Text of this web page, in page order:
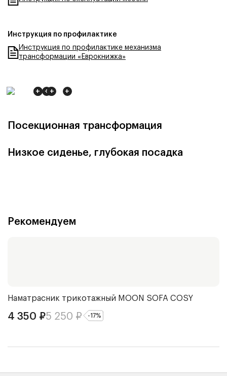
Инструкция по профилактике
Инструкция по профилактике механизма
трансформации «Еврокнижка»
+ +
+
+ +
+
Посекционная трансформация
Низкое сиденье, глубокая посадка
Рекомендуем
Наматрасник трикотажный MOON SOFA COSY
4 350 ₽5 250 ₽ -17%